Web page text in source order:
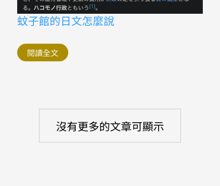
32
蚊子館的日文怎麼說
蚊
子
的
日
文
怎
閱讀全文
沒有更多的文章可顯示